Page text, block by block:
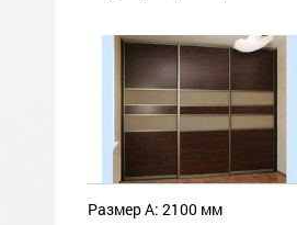
Размер А: 2100 мм